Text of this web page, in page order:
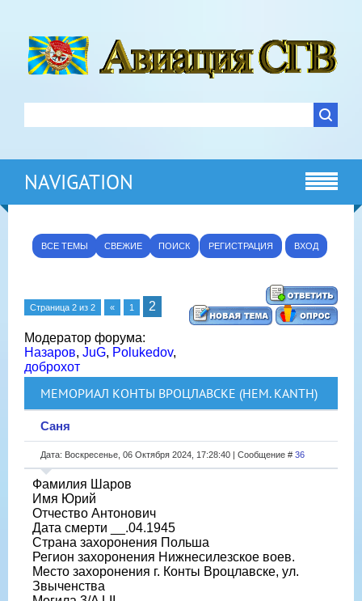
NAVIGATION
ВСЕ ТЕМЫ СВЕЖИЕ ПОИСК РЕГИСТРАЦИЯ ВХОД
Страница 2 из 2 « 1 2
Модератор форума:
Назаров, JuG, Polukedov,
доброхот
МЕМОРИАЛ КОНТЫ ВРОЦЛАВСКЕ (НЕМ. KANTH)
Саня
Дата: Воскресенье, 06 Октября 2024, 17:28:40 | Сообщение # 36
Фамилия Шаров
Имя Юрий
Отчество Антонович
Дата смерти __.04.1945
Страна захоронения Польша
Регион захоронения Нижнесилезское воев.
Место захоронения г. Конты Вроцлавске, ул.
Звыченства